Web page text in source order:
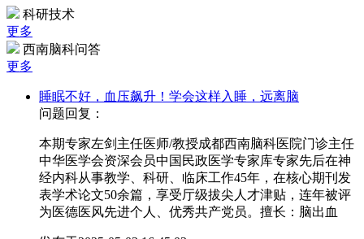
科研技术
更多
西南脑科问答
更多
睡眠不好，血压飙升！学会这样入睡，远离脑
问题回复：
本期专家左剑主任医师/教授成都西南脑科医院门诊主任
中华医学会资深会员中国民政医学专家库专家先后在神
经内科从事教学、科研、临床工作45年，在核心期刊发
表学术论文50余篇，享受厅级拔尖人才津贴，连年被评
为医德医风先进个人、优秀共产党员。擅长：脑出血